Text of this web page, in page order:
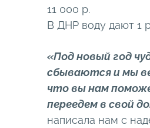
11 000 р.
В ДНР воду дают 1
«Под новый год
сбываются и мы
что вы нам
переедем в свой
написала нам с